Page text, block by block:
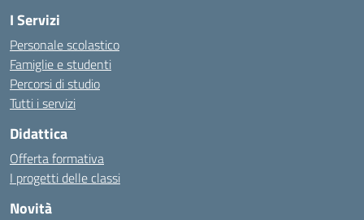
I Servizi
Personale scolastico
Famiglie e studenti
Percorsi di studio
Tutti i servizi
Didattica
Offerta formativa
I progetti delle classi
Novità